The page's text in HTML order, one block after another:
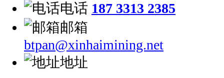
电话 187 3313 2385
邮箱
btpan@xinhaimining.net
地址